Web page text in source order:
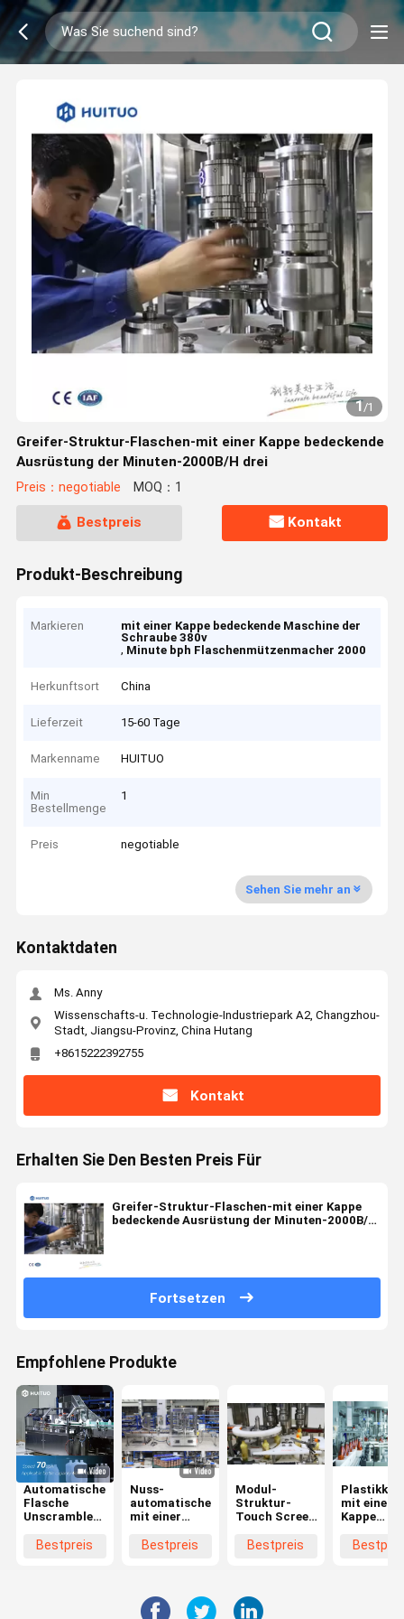
1/1
Greifer-Struktur-Flaschen-mit einer Kappe bedeckende
Ausrüstung der Minuten-2000B/H drei
Preis：negotiable MOQ：1
Bestpreis Kontakt
Produkt-Beschreibung
Markieren
mit einer Kappe bedeckende Maschine der
Schraube 380v
, Minute bph Flaschenmützenmacher 2000
Herkunftsort China
Lieferzeit 15-60 Tage
Markenname HUITUO
Min
Bestellmenge
1
Preis negotiable
Sehen Sie mehr an
Kontaktdaten
Ms. Anny
Wissenschafts-u. Technologie-Industriepark A2, Changzhou-
Stadt, Jiangsu-Provinz, China Hutang
+8615222392755
Kontakt
Erhalten Sie Den Besten Preis Für
Greifer-Struktur-Flaschen-mit einer Kappe
bedeckende Ausrüstung der Minuten-2000B/H
Fortsetzen
Empfohlene Produkte
Automatische
Flasche
Unscrambler-
Maschine für
Bestpreis
Nuss-
automatische
mit einer
bedeckende
bedeckende
Maschine für
Bestpreis
Modul-
Struktur-
Touch Screen
mit einer
Bestpreis
mit einer
Kappe
Maschine